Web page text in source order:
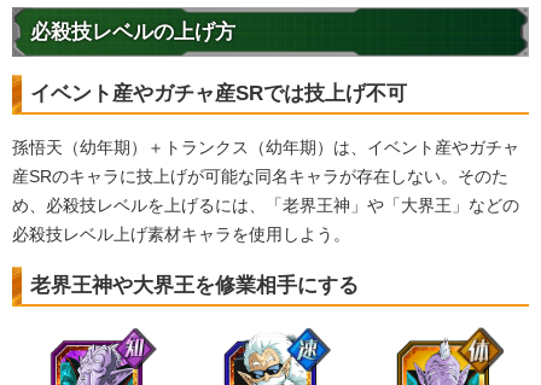
必殺技レベルの上げ方
イベント産やガチャ産SRでは技上げ不可
孫悟天（幼年期）＋トランクス（幼年期）は、イベント産やガチャ
産SRのキャラに技上げが可能な同名キャラが存在しない。そのた
め、必殺技レベルを上げるには、「老界王神」や「大界王」などの
必殺技レベル上げ素材キャラを使用しよう。
老界王神や大界王を修業相手にする